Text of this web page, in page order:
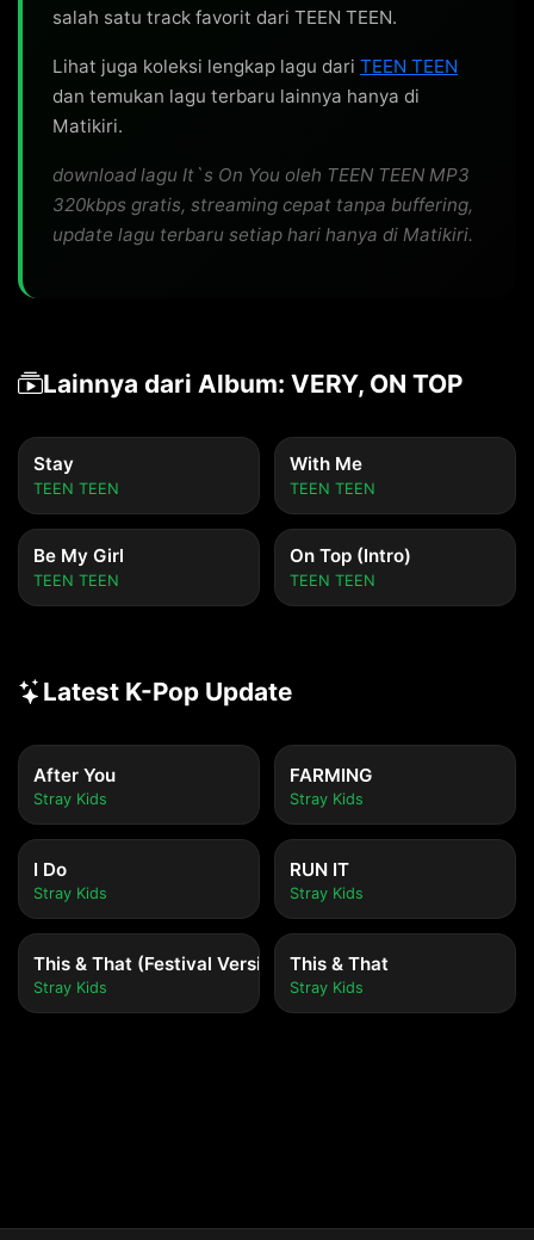
salah satu track favorit dari TEEN TEEN.
Lihat juga koleksi lengkap lagu dari TEEN TEEN
dan temukan lagu terbaru lainnya hanya di
Matikiri.
download lagu It`s On You oleh TEEN TEEN MP3
320kbps gratis, streaming cepat tanpa buffering,
update lagu terbaru setiap hari hanya di Matikiri.
Lainnya dari Album: VERY, ON TOP
Stay
TEEN TEEN
With Me
TEEN TEEN
Be My Girl
TEEN TEEN
On Top (Intro)
TEEN TEEN
Latest K-Pop Update
After You
Stray Kids
FARMING
Stray Kids
I Do
Stray Kids
RUN IT
Stray Kids
This & That (Festival Version)
Stray Kids
This & That
Stray Kids